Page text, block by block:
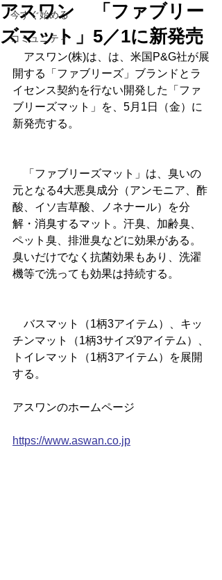
今すぐ始める
コミュニティ
アスワン 「ファブリー
ズマット」5／1に新発売
アスワン(株)は、は、米国P&G社が展
開する「ファブリーズ」ブランドとラ
イセンス契約を行ない開発した「ファ
ブリーズマット」を、5月1日（金）に
新発売する。
「ファブリーズマット」は、臭いの
元となる4大悪臭成分（アンモニア、酢
酸、イソ吉草酸、ノネナール）を分
解・消臭するマット。汗臭、加齢臭、
ペット臭、排泄臭などに効果がある。
臭いだけでなく抗菌効果もあり、洗濯
機等で洗っても効果は持続する。
バスマット（1柄3アイテム）、キッ
チンマット（1柄3サイズ9アイテム）、
トイレマット（1柄3アイテム）を展開
する。
アスワンのホームページ
https://www.aswan.co.jp